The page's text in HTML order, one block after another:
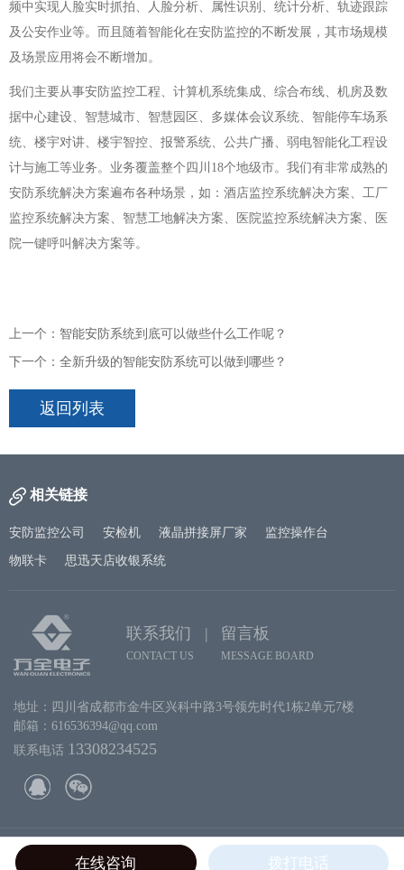
频中实现人脸实时抓拍、人脸分析、属性识别、统计分析、轨迹跟踪
及公安作业等。而且随着智能化在安防监控的不断发展，其市场规模
及场景应用将会不断增加。
我们主要从事安防监控工程、计算机系统集成、综合布线、机房及数
据中心建设、智慧城市、智慧园区、多媒体会议系统、智能停车场系
统、楼宇对讲、楼宇智控、报警系统、公共广播、弱电智能化工程设
计与施工等业务。业务覆盖整个四川18个地级市。我们有非常成熟的
安防系统解决方案遍布各种场景，如：酒店监控系统解决方案、工厂
监控系统解决方案、智慧工地解决方案、医院监控系统解决方案、医
院一键呼叫解决方案等。
上一个：智能安防系统到底可以做些什么工作呢？
下一个：全新升级的智能安防系统可以做到哪些？
返回列表
相关链接
安防监控公司 安检机 液晶拼接屏厂家 监控操作台
物联卡 思迅天店收银系统
联系我们 |
CONTACT US
留言板
MESSAGE BOARD
地址：四川省成都市金牛区兴科中路3号领先时代1栋2单元7楼
邮箱：616536394@qq.com
联系电话 13308234525
Copyright 2019 成都万全电子. ALL Rights Reserved.
川公网安备 51010602000906号
在线咨询 拨打电话